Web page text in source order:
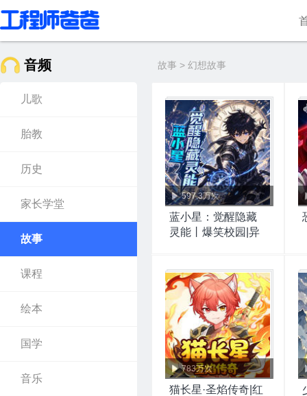
音频 故事 > 幻想故事
儿歌
胎教
历史
家长学堂
故事
课程
绘本
国学
音乐
597.3万次
蓝小星：觉醒隐藏
灵能丨爆笑校园|异
783万次
猫长星·圣焰传奇|红